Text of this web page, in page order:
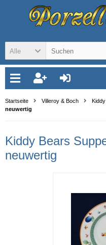
Alle
Startseite Villeroy & Boch
neuwertig
Kiddy Bears
neuwertig